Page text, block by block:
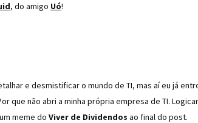
, do amigo Uó!
e desmistificar o mundo de TI, mas aí eu já
que não abri a minha própria empresa de TI.
meme do Viver de Dividendos ao final do post.